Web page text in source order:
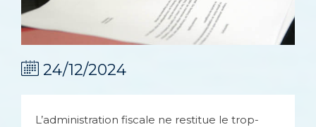
24/12/2024
L’administration fiscale ne restitue le trop-